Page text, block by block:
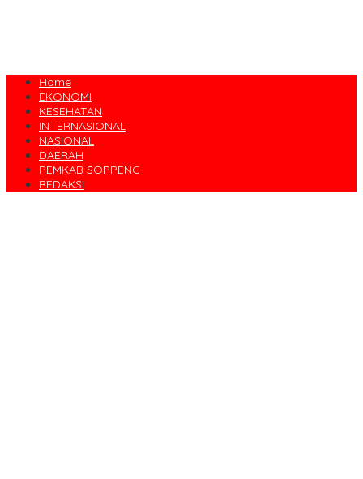
Home
EKONOMI
KESEHATAN
INTERNASIONAL
NASIONAL
DAERAH
PEMKAB SOPPENG
REDAKSI